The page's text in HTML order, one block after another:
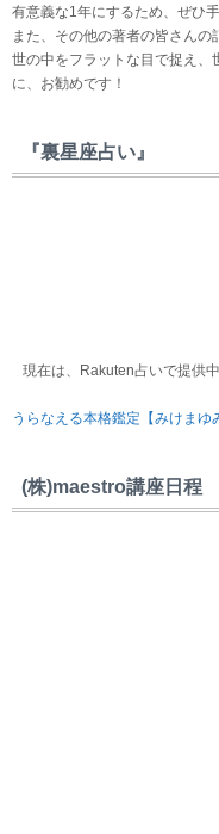
有意義な1年にするため、ぜひ
また、その他の著者の皆さんの
世の中をフラットな目で捉え、
に、お勧めです！
『裏星座占い』
現在は、Rakuten占いで提供中
うらなえる本格鑑定【みけまゆ
(株)maestro講座日程